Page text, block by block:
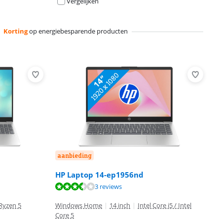
Kortingop energiebesparende producten
5
aanbieding
HP Laptop 14-ep1956nd
3 reviews
Windows Home | 14 inch | Intel Core i5 / Intel
Core 5